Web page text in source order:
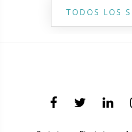
TODOS LOS